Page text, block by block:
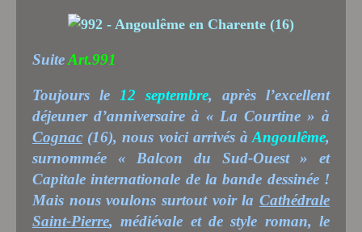
SuiteArt.991
Toujours le 12 septembre, après l’excellent
déjeuner d’anniversaire à « La Courtine » à
Cognac (16), nous voici arrivés à Angoulême,
surnommée « Balcon du Sud-Ouest » et
Capitale internationale de la bande dessinée !
Mais nous voulons surtout voir la Cathédrale
Saint-Pierre, médiévale et de style roman, le